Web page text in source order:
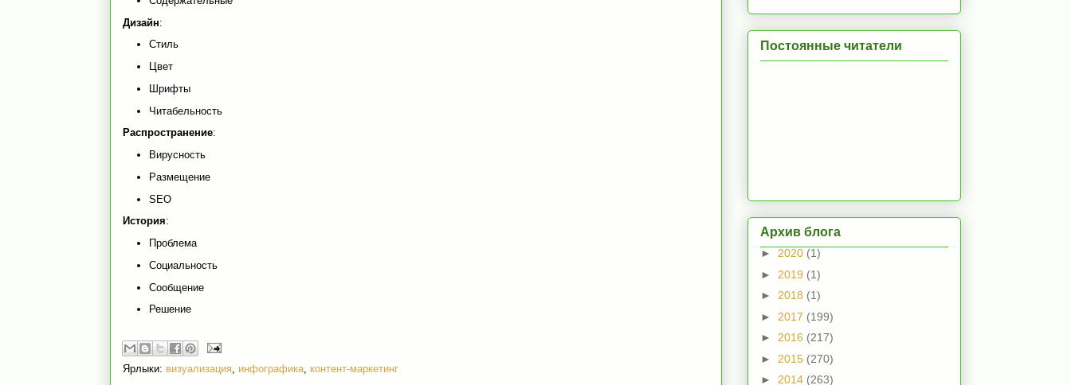
Дизайн:
Стиль
Цвет
Шрифты
Читабельность
Распространение:
Вирусность
Размещение
SEO
История:
Проблема
Социальность
Сообщение
Решение
Ярлыки: визуализация инфографика контент-маркетинг
Постоянные читатели
Архив блога
► 2020 (1)
► 2019 (1)
► 2018 (1)
► 2017 (199)
► 2016 (217)
► 2015 (270)
► 2014 (263)